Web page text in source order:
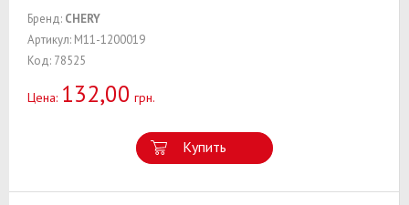
Бренд: CHERY
Артикул: M11-1200019
Код: 78525
Цена: 132,00 грн.
Купить